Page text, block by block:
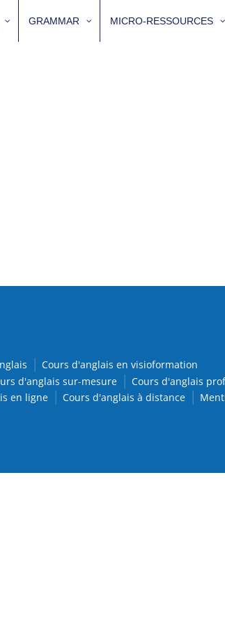
GRAMMAR MICRO-RESSOURCES
Cours d'anglais en visioformation
d'anglais sur-mesure
Cours d'anglais
en ligne Cours d'anglais à distance